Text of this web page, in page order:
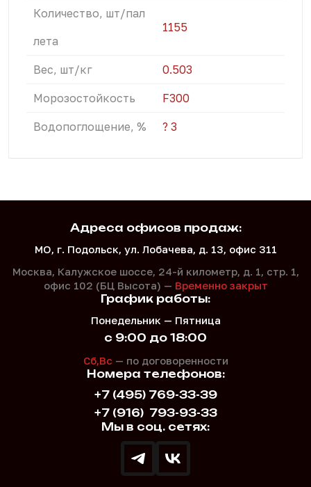
Количество, шт/пал
лета
1155
Вес, шт/кг 0.503
Морозостойкость F300
Водопоглощение, % ? 3
Адреса офисов продаж:
МО, г. Подольск, ул. Лобачева, д. 13, офис 311
Москва, Калужское шоссе, 24-й километр, д. 1, стр. 1,
офис 102 (БЦ Высота) — Временно закрыт
Номера телефонов:
+7 (495) 769-33-39
+7 (916) 793-93-33
График работы:
Понедельник — Пятница
с 9:00 до 18:00
Сб,Вс — по договоренности
Мы в соц. сетях: